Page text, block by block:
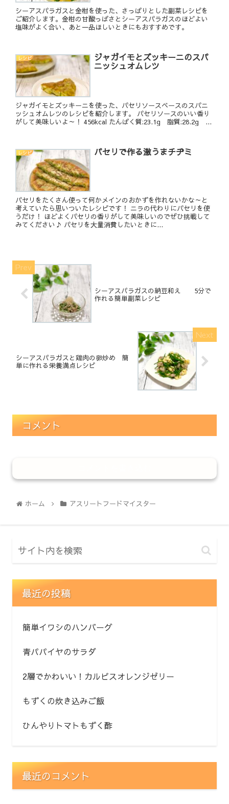
シーアスパラガスと金柑を使った、さっぱりとした副菜レシピを
ご紹介します。金柑の甘酸っぱさとシーアスパラガスのほどよい
塩味がよく合い、あと一品ほしいときにもおすすめです。
レシピ ジャガイモとズッキーニのスパ
ニッシュオムレツ
ジャガイモとズッキーニを使った、パセリソースベースのスパニ
ッシュオムレツのレシピを紹介します。 パセリソースのいい香り
がして美味しいよ～！ 456kcal たんぱく質:23.1g 脂質:28.2g ...
レシピ パセリで作る激うまチヂミ
パセリをたくさん使って何かメインのおかずを作れないかな～と
考えていたら思いついたレシピです！ ニラの代わりにパセリを使
うだけ！ ほどよくパセリの香りがして美味しいのでぜひ挑戦して
みてください♪ パセリを大量消費したいときに...
シーアスパラガスの納豆和え 5分で
作れる簡単副菜レシピ
シーアスパラガスと鶏肉の卵炒め 簡
単に作れる栄養満点レシピ
コメント
ホーム アスリートフードマイスター
最近の投稿
簡単イワシのハンバーグ
青パパイヤのサラダ
2層でかわいい！カルピスオレンジゼリー
もずくの炊き込みご飯
ひんやりトマトもずく酢
最近のコメント